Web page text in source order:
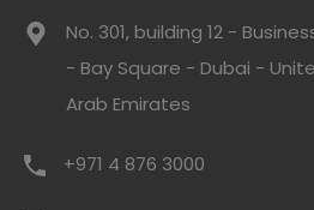
No. 301, building 12 -
- Bay Square - Dubai -
Arab Emirates
+971 4 876 3000